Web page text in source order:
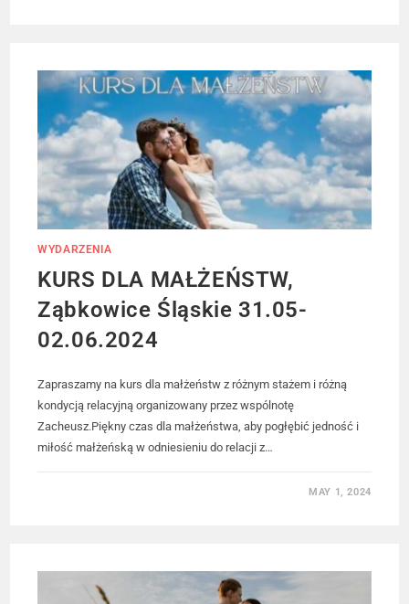
WYDARZENIA
KURS DLA MAŁŻEŃSTW,
Ząbkowice Śląskie 31.05-
02.06.2024
Zapraszamy na kurs dla małżeństw z różnym stażem i różną
kondycją relacyjną organizowany przez wspólnotę
Zacheusz.Piękny czas dla małżeństwa, aby pogłębić jedność i
miłość małżeńską w odniesieniu do relacji z…
MAY 1, 2024